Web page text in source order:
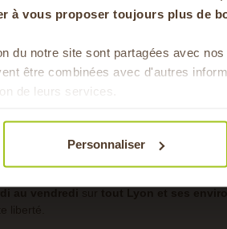
à vous proposer toujours plus de
du notre site sont partagées avec
être combinées avec d'autres
de leurs services.
Personnaliser
nous proposons nos produits frais
de vous offrir plus de flexibilité !
des environs.
possibles.
saison sans prise de tête
? Faites le
manger et gagner du temps au
liberté.
Pour faire le